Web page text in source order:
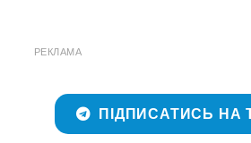
РЕКЛАМА
ПІДПИСАТИСЬ НА